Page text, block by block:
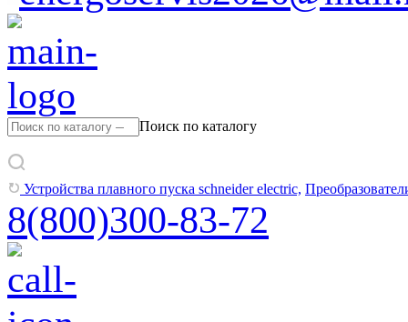
Поиск по каталогу
Устройства плавного пуска schneider electric,
8(800)300-83-72